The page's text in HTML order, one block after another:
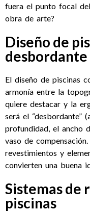
fuera el punto focal
obra de arte?
Diseño de
desbordante
El diseño de piscinas
armonía entre la
quiere destacar y la
será el “desbordante”
profundidad, el ancho
vaso de
revestimientos y
convierten una buena
Sistemas de
piscinas